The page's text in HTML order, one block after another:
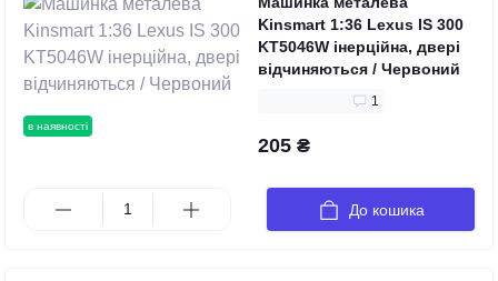
в наявності
Kinsmart 1:36 Lexus IS 300
KT5046W інерційна, двері
відчиняються / Червоний
1
205 ₴
До кошика